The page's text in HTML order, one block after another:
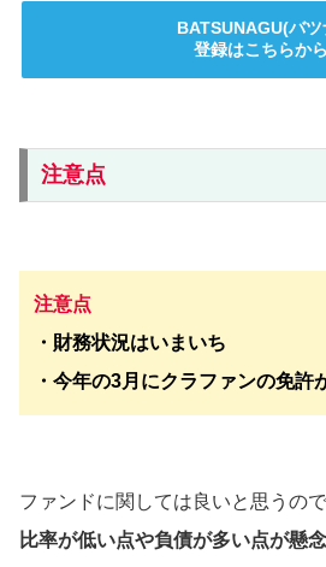
BATSUNAGU(バツ
登録はこちらか
注意点
注意点
・財務状況はいまいち
・今年の3月にクラファンの免許
ファンドに関しては良いと思うので
比率が低い点や負債が多い点が懸